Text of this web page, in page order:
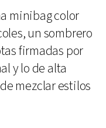
minibag color
un sombrero
firmadas por
y lo de alta
mezclar estilos